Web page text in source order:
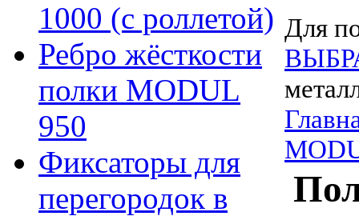
1000 (с роллетой)
Ребро жёсткости
полки MODUL
950
Фиксаторы для
перегородок в
Для